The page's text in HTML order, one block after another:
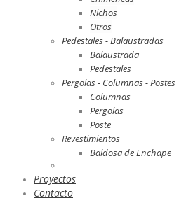
Nichos
Otros
Pedestales - Balaustradas
Balaustrada
Pedestales
Pergolas - Columnas - Postes
Columnas
Pergolas
Poste
Revestimientos
Baldosa de Enchape
Proyectos
Contacto